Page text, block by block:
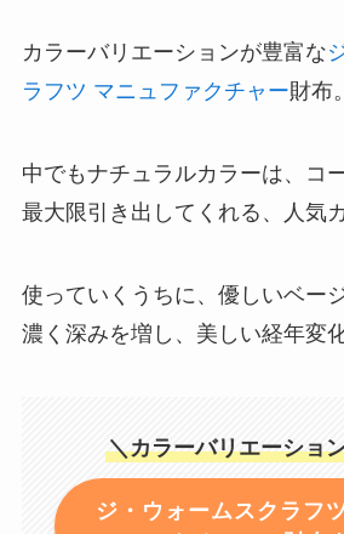
カラーバリエーションが豊富な
ラフツ マニュファクチャー財布。
中でもナチュラルカラーは、コ
最大限引き出してくれる、人気
使っていくうちに、優しいベー
濃く深みを増し、美しい経年変
＼カラーバリエーショ
ジ・ウォームスクラフ